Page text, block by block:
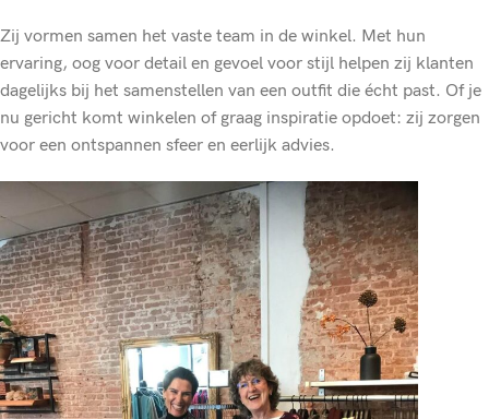
Zij vormen samen het vaste team in de winkel. Met hun
ervaring, oog voor detail en gevoel voor stijl helpen zij klanten
dagelijks bij het samenstellen van een outfit die écht past. Of je
nu gericht komt winkelen of graag inspiratie opdoet: zij zorgen
voor een ontspannen sfeer en eerlijk advies.